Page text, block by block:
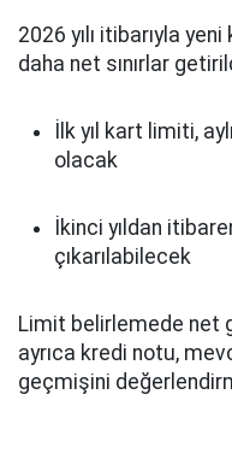
2026 yılı itibarıyla
daha net sınırlar
İlk yıl kart limiti,
olacak
İkinci yıldan
çıkarılabilecek
Limit belirlemede net
ayrıca kredi notu,
geçmişini